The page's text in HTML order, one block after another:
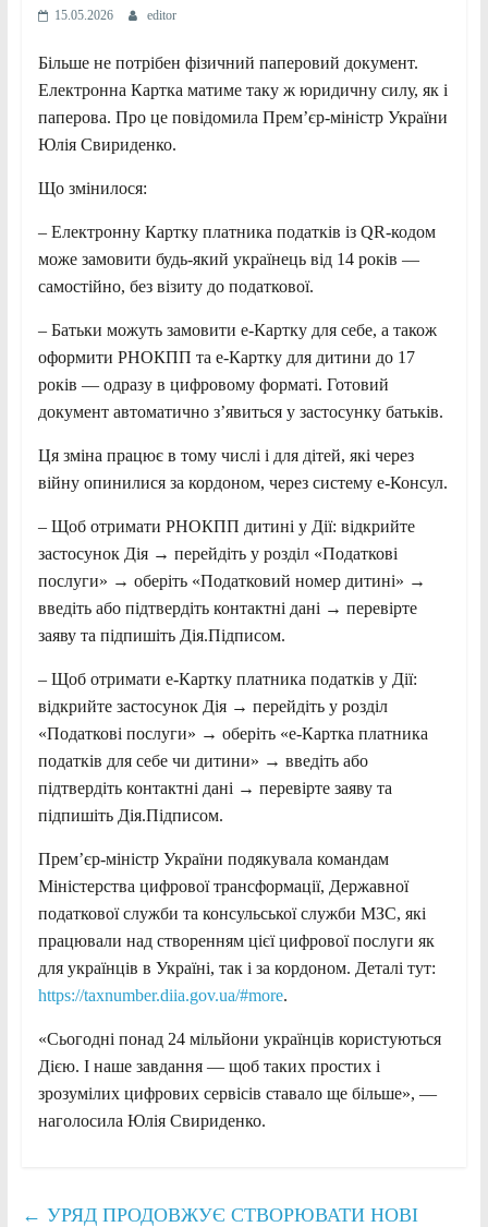
15.05.2026 editor
Більше не потрібен фізичний паперовий документ.
Електронна Картка матиме таку ж юридичну силу, як і
паперова. Про це повідомила Прем’єр-міністр України
Юлія Свириденко.
Що змінилося:
– Електронну Картку платника податків із QR-кодом
може замовити будь-який українець від 14 років —
самостійно, без візиту до податкової.
– Батьки можуть замовити е-Картку для себе, а також
оформити РНОКПП та е-Картку для дитини до 17
років — одразу в цифровому форматі. Готовий
документ автоматично з’явиться у застосунку батьків.
Ця зміна працює в тому числі і для дітей, які через
війну опинилися за кордоном, через систему е-Консул.
– Щоб отримати РНОКПП дитині у Дії: відкрийте
застосунок Дія → перейдіть у розділ «Податкові
послуги» → оберіть «Податковий номер дитині» →
введіть або підтвердіть контактні дані → перевірте
заяву та підпишіть Дія.Підписом.
– Щоб отримати е-Картку платника податків у Дії:
відкрийте застосунок Дія → перейдіть у розділ
«Податкові послуги» → оберіть «е-Картка платника
податків для себе чи дитини» → введіть або
підтвердіть контактні дані → перевірте заяву та
підпишіть Дія.Підписом.
Прем’єр-міністр України подякувала командам
Міністерства цифрової трансформації, Державної
податкової служби та консульської служби МЗС, які
працювали над створенням цієї цифрової послуги як
для українців в Україні, так і за кордоном. Деталі тут:
https://taxnumber.diia.gov.ua/#more.
«Сьогодні понад 24 мільйони українців користуються
Дією. І наше завдання — щоб таких простих і
зрозумілих цифрових сервісів ставало ще більше», —
наголосила Юлія Свириденко.
← УРЯД ПРОДОВЖУЄ СТВОРЮВАТИ НОВІ